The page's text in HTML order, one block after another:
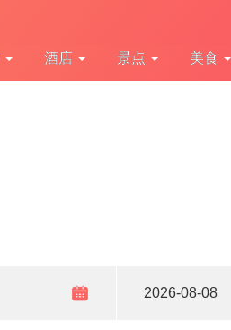
酒店 景点 美食